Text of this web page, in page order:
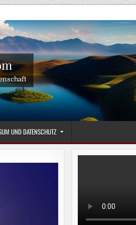
UND DATENSCHUTZ